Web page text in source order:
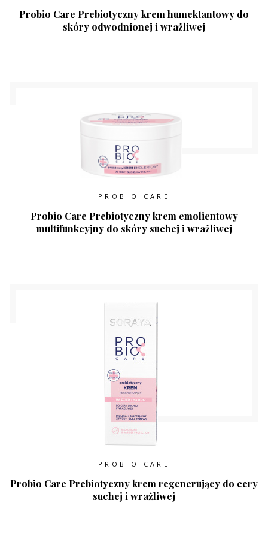
Probio Care Prebiotyczny krem humektantowy do
skóry odwodnionej i wrażliwej
PROBIO CARE
Probio Care Prebiotyczny krem emolientowy
multifunkcyjny do skóry suchej i wrażliwej
PROBIO CARE
Probio Care Prebiotyczny krem regenerujący do cery
suchej i wrażliwej